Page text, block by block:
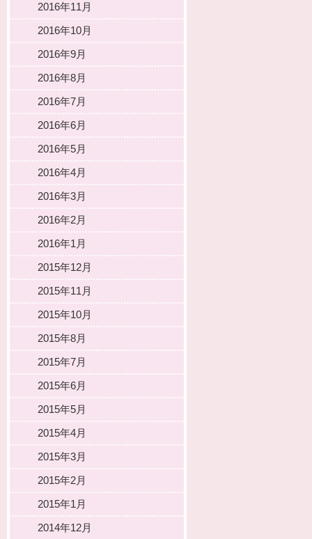
2016年11月
2016年10月
2016年9月
2016年8月
2016年7月
2016年6月
2016年5月
2016年4月
2016年3月
2016年2月
2016年1月
2015年12月
2015年11月
2015年10月
2015年8月
2015年7月
2015年6月
2015年5月
2015年4月
2015年3月
2015年2月
2015年1月
2014年12月